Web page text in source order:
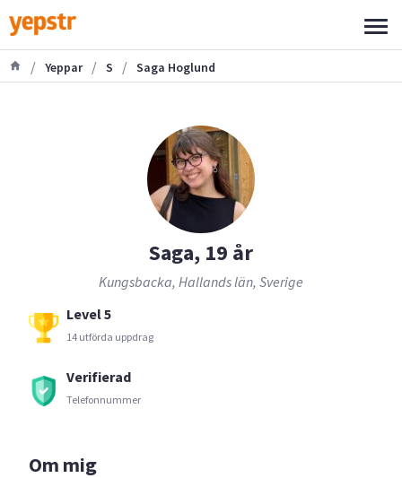
/ Yeppar / S / Saga Hoglund
Saga, 19 år
Kungsbacka, Hallands län, Sverige
Level 5
14 utförda uppdrag
Verifierad
Telefonnummer
Om mig